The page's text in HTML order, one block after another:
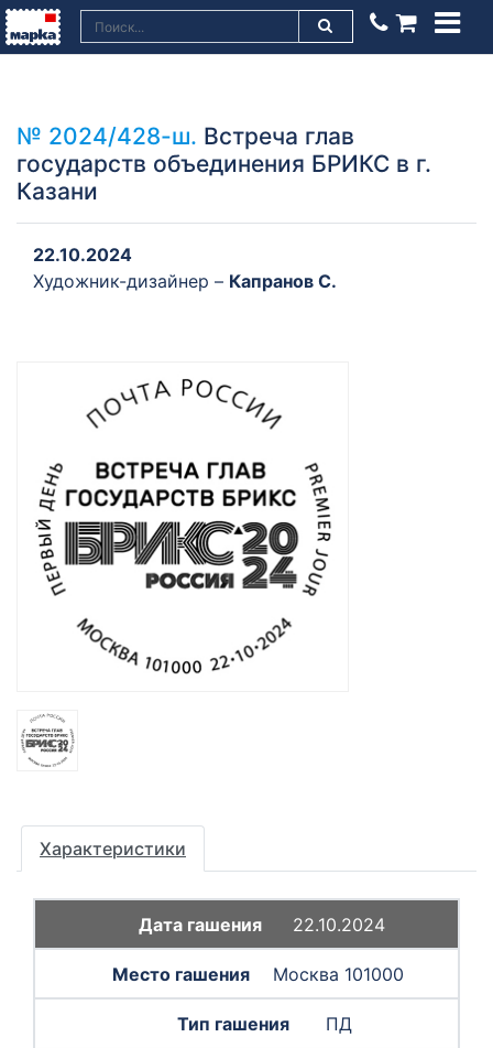
№ 2024/428-ш. Встреча глав
государств объединения БРИКС в г.
Казани
22.10.2024
Художник-дизайнер – Капранов С.
Характеристики
22.10.2024
Москва 101000
ПД